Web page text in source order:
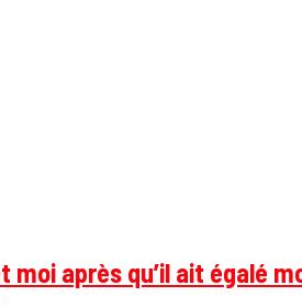
après qu’il ait égalé